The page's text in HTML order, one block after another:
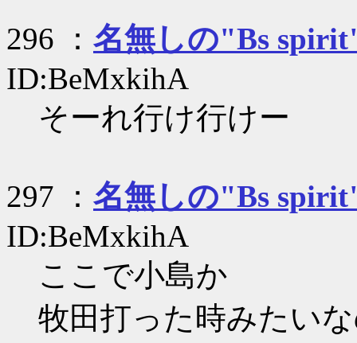
296 ： 名無しの"Bs
ID:BeMxkihA
そーれ行け行けー
297 ： 名無しの"Bs
ID:BeMxkihA
ここで小島か
牧田打った時みたい